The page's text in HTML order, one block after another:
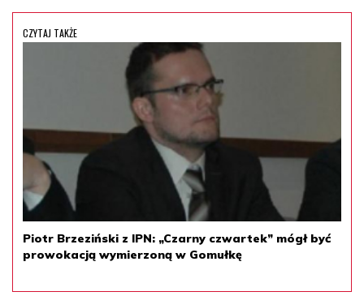
CZYTAJ TAKŻE
Piotr Brzeziński z IPN: „Czarny czwartek” mógł być
prowokacją wymierzoną w Gomułkę